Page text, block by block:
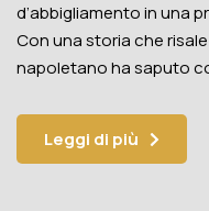
d’abbigliamento in una
Con una storia che
napoletano ha saputo
Leggi di più